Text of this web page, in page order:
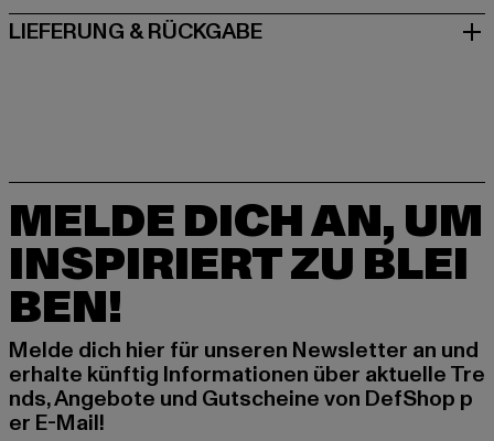
LIEFERUNG & RÜCKGABE
MELDE DICH AN, UM
INSPIRIERT ZU BLEI
BEN!
Melde dich hier für unseren Newsletter an und
erhalte künftig Informationen über aktuelle Tre
nds, Angebote und Gutscheine von DefShop p
er E-Mail!